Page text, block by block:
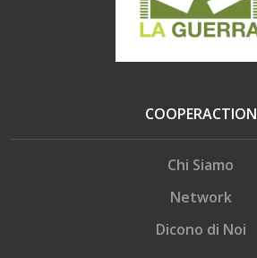
COOPERACTION
Chi Siamo
Network
Dicono di Noi